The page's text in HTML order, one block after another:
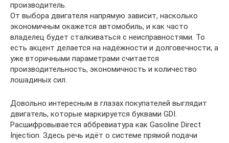
производитель.
От выбора двигателя напрямую зависит, насколько
экономичным окажется автомобиль, и как часто
владелец будет сталкиваться с неисправностями. То
есть акцент делается на надёжности и долговечности, а
уже вторичными параметрами считается
производительность, экономичность и количество
лошадиных сил.
Довольно интересным в глазах покупателей выглядит
двигатель, которые маркируется буквами GDI.
Расшифровывается аббревиатура как Gasoline Direct
Injection. Здесь речь идёт о системе прямой подачи